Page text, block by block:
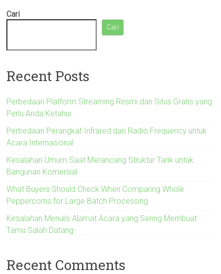
Cari
Cari
Recent Posts
Perbedaan Platform Streaming Resmi dan Situs Gratis yang
Perlu Anda Ketahui
Perbedaan Perangkat Infrared dan Radio Frequency untuk
Acara Internasional
Kesalahan Umum Saat Merancang Struktur Tarik untuk
Bangunan Komersial
What Buyers Should Check When Comparing Whole
Peppercorns for Large Batch Processing
Kesalahan Menulis Alamat Acara yang Sering Membuat
Tamu Salah Datang
Recent Comments